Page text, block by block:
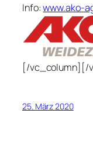
Info:www.ako-
[/vc_column][/
25. März 2020